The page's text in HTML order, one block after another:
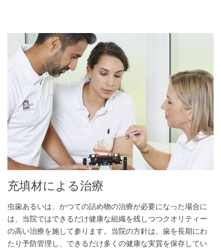
充填材による治療
虫歯あるいは、かつての詰め物の治療が必要になった場合に
は、当院ではできるだけ健康な組織を残しつつクオリティー
の高い治療を施して参ります。当院の方針は、歯を長期にわ
たり予防管理し、できるだけ多くの健康な実質を保存してい